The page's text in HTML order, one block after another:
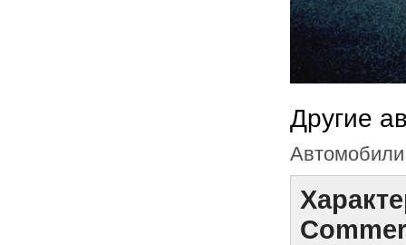
Другие
Автомобили